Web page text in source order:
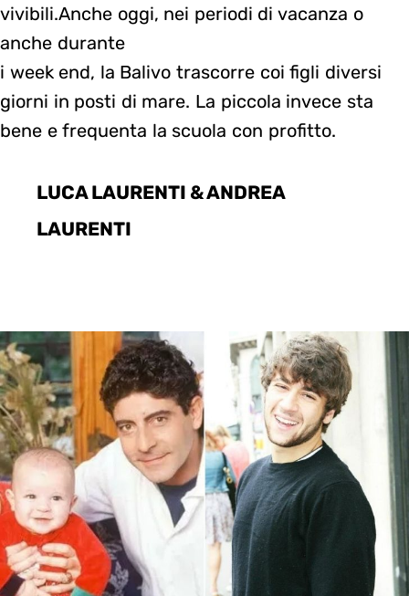
vivibili.Anche oggi, nei periodi di vacanza o
anche durante
i week end, la Balivo trascorre coi figli diversi
giorni in posti di mare. La piccola invece sta
bene e frequenta la scuola con profitto.
LUCA LAURENTI & ANDREA
LAURENTI